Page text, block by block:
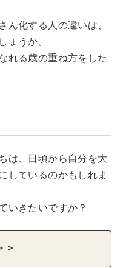
ん化する人の違いは、
ょうか。
れる歳の重ね方をした
は、日頃から自分を大
しているのかもしれま
いきたいですか？
＞